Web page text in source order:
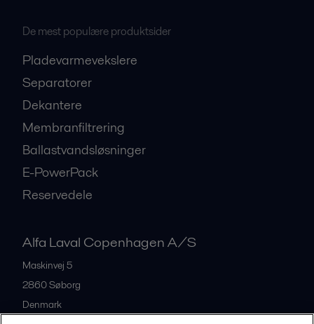
De mest populære produktsider
Pladevarmevekslere
Separatorer
Dekantere
Membranfiltrering
Ballastvandsløsninger
E-PowerPack
Reservedele
Alfa Laval Copenhagen A/S
Maskinvej 5
2860Søborg
Denmark